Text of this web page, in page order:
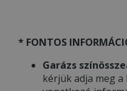
* FONTOS
Garázs
kérjük adja meg